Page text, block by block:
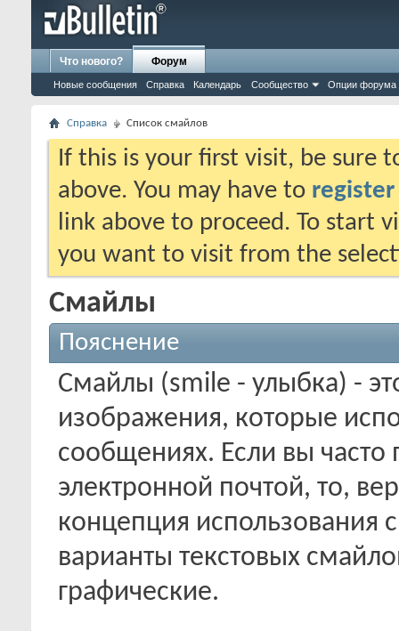
Что нового? Форум
Новые сообщения Справка Календарь Сообщество Опции форума
Справка Список смайлов
If this is your first visit, be sure
above. You may have to register
link above to proceed. To start
you want to visit from the
Смайлы
Пояснение
Смайлы (smile - улыбка) -
изображения, которые
сообщениях. Если вы часто
электронной почтой, то,
концепция
варианты текстовых
графические.